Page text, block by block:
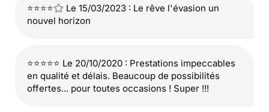
⭐⭐⭐⭐
Le 15/03/2023 : Le rêve l'évasion un
nouvel horizon
⭐⭐⭐⭐⭐ Le 20/10/2020 : Prestations impeccables
en qualité et délais. Beaucoup de possibilités
offertes... pour toutes occasions ! Super !!!